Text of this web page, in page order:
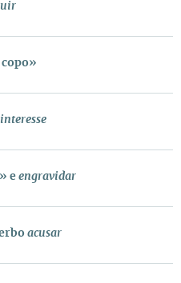
interesse
e engravidar
acusar